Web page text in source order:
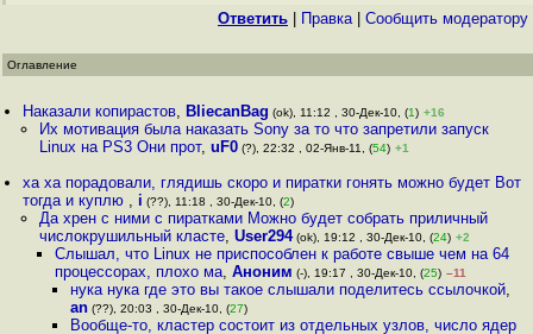
Ответить Правка| Cообщить модератору
Оглавление
Наказали копирастов, BliecanBag (ok), 11:12 , 30-Дек-10, (1) +16
Их мотивация была наказать Sony за то что запретили запуск
Linux на PS3 Они прот, uF0(?), 22:32 , 02-Янв-11, (54) +1
ха ха порадовали, глядишь скоро и пиратки гонять можно будет Вот
тогда и куплю , i (??), 11:18 , 30-Дек-10, (2)
Да хрен с ними с пиратками Можно будет собрать приличный
числокрушильный класте, User294(ok), 19:12 , 30-Дек-10, (24) +2
Слышал, что Linux не приспособлен к работе свыше чем на 64
процессорах, плохо ма, Аноним (-), 19:17 , 30-Дек-10, (25) –11
нука нука где это вы такое слышали поделитесь ссылочкой,
an (??), 20:03 , 30-Дек-10, (27)
Вообще-то, кластер состоит из отдельных узлов, число ядер